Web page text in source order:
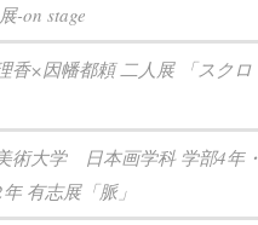
-on stage
香×因幡都頼 二人展 「スクロ
術大学 日本画学科 学部4年・
有志展「脈」